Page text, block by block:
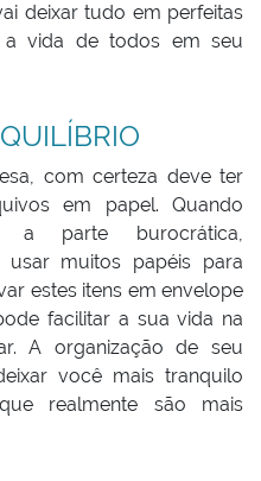
deixar tudo em perfeitas
a vida de todos em seu
com certeza deve ter
em papel. Quando
a parte burocrática,
usar muitos papéis para
estes itens em envelope
facilitar a sua vida na
A organização de seu
você mais tranquilo
realmente são mais